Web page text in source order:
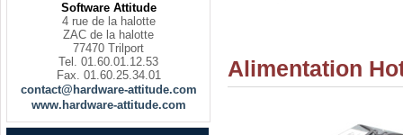
Software Attitude
4 rue de la halotte
ZAC de la halotte
77470 Trilport
Tel. 01.60.01.12.53
Fax. 01.60.25.34.01
contact@hardware-attitude.com
www.hardware-attitude.com
Alimentation